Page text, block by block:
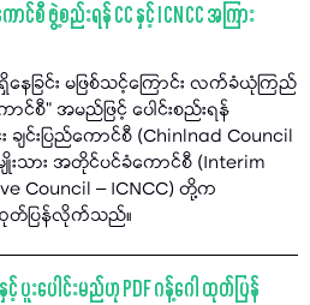
စီ ဖွဲ့စည်းရန် CC နှင့် ICNCC အကြား
နေခြင်း မဖြစ်သင့်ကြောင်း လက်ခံယုံကြည်
င်စီ" အမည်ဖြင့် ပေါင်းစည်းရန်
ျင်းပြည်ကောင်စီ (Chinlnad Council
ျိုးသား အတိုင်ပင်ခံကောင်စီ (Interim
Council – ICNCC) တို့က
ထုတ်ပြန်လိုက်သည်။
းပေါင်းမည်ဟု PDF ဂန့်ဂေါ ထုတ်ပြန်